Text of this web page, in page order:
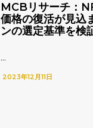
MCBリサーチ：
価格の復活が見込
ンの選定基準を検
...
2023年12月11日